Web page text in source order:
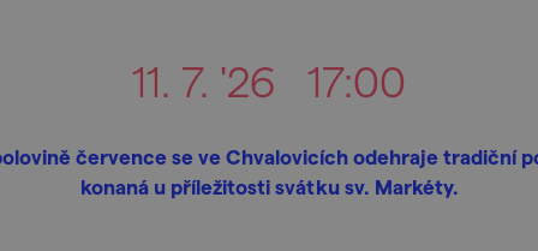
11. 7. '26 17:00
července se ve Chvalovicích odehraje tradiční
konaná u příležitosti svátku sv. Markéty.